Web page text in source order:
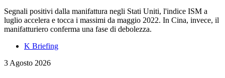
Segnali positivi dalla manifattura negli Stati Uniti, l'indice ISM a
luglio accelera e tocca i massimi da maggio 2022. In Cina, invece, il
manifatturiero conferma una fase di debolezza.
K Briefing
3 Agosto 2026